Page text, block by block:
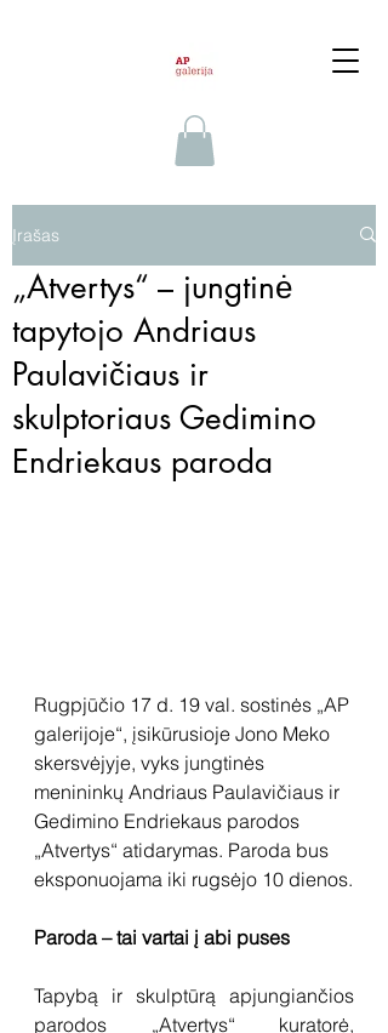
Įrašas
„Atvertys“ – jungtinė
tapytojo Andriaus
Paulavičiaus ir
skulptoriaus Gedimino
Endriekaus paroda
Rugpjūčio 17 d. 19 val. sostinės „AP
galerijoje“, įsikūrusioje Jono Meko
skersvėjyje, vyks jungtinės
menininkų Andriaus Paulavičiaus ir
Gedimino Endriekaus parodos
„Atvertys“ atidarymas. Paroda bus
eksponuojama iki rugsėjo 10 dienos.
Paroda – tai vartai į abi puses
Tapybą ir skulptūrą apjungiančios
parodos „Atvertys“ kuratorė,